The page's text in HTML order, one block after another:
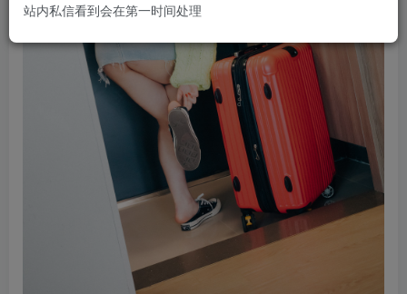
站内私信看到会在第一时间处理